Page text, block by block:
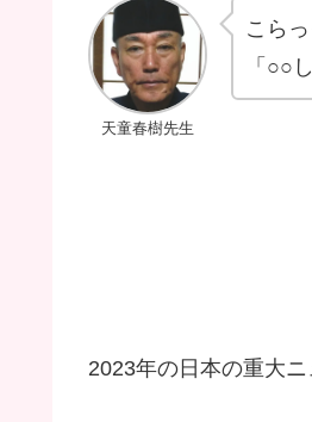
天童春樹先生
こら
「○○
2023年の日本の重大